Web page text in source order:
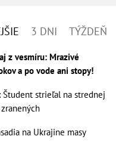
3 DNI TÝŽDEŇ
z vesmíru: Mrazivé
a po vode ani stopy!
Študent strieľal na strednej
na Ukrajine masy